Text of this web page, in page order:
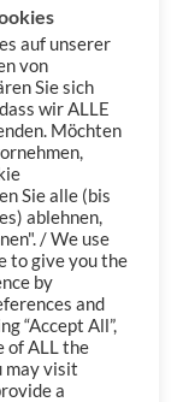
zum Salb-
aus Steinen mit
auf unserer
von
Sie sich
wir ALLE
Möchten
Sie alle (bis
ablehnen,
/ We use
to give you the
by
and
“Accept All”,
of ALL the
may visit
a